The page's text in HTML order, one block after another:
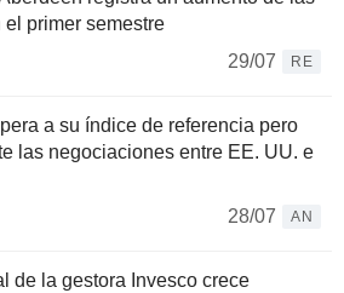
primer semestre
29/07
RE
a su índice de referencia pero
las negociaciones entre EE. UU. e
28/07
AN
de la gestora Invesco crece